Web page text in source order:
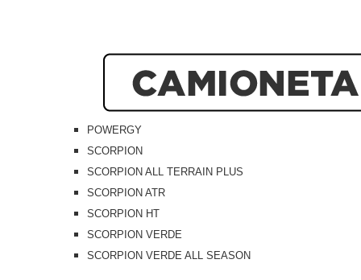
POWERGY
SCORPION
SCORPION ALL TERRAIN PLUS
SCORPION ATR
SCORPION HT
SCORPION VERDE
SCORPION VERDE ALL SEASON